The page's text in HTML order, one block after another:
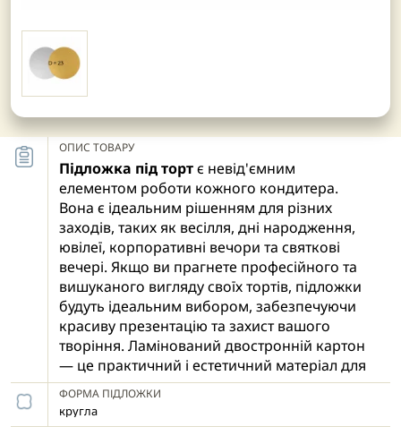
ОПИС ТОВАРУ
Підложка під тортє невід'ємним
елементом роботи кожного кондитера.
Вона є ідеальним рішенням для різних
заходів, таких як весілля, дні народження,
ювілеї, корпоративні вечори та святкові
вечері. Якщо ви прагнете професійного та
вишуканого вигляду своїх тортів, підложки
будуть ідеальним вибором, забезпечуючи
красиву презентацію та захист вашого
творіння. Ламінований двостронній картон
— це практичний і естетичний матеріал для
підложок під торти. Він має ламіноване
покриття з двох сторін, що надає
ФОРМА ПІДЛОЖКИ
кругла